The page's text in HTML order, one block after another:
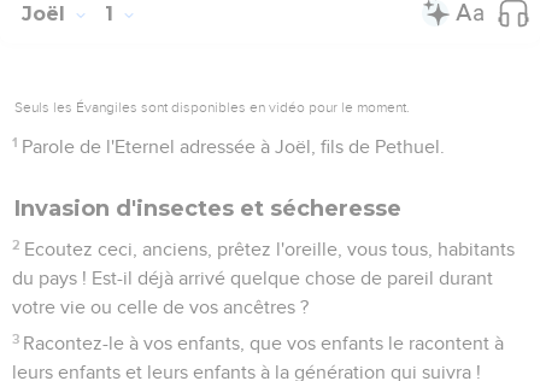
Joël 1
Seuls les Évangiles sont disponibles en vidéo pour le moment.
1 Parole de l'Eternel adressée à Joël, fils de Pethuel.
Invasion d'insectes et sécheresse
2 Ecoutez ceci, anciens, prêtez l'oreille, vous tous, habitants
du pays ! Est-il déjà arrivé quelque chose de pareil durant
votre vie ou celle de vos ancêtres ?
3 Racontez-le à vos enfants, que vos enfants le racontent à
leurs enfants et leurs enfants à la génération qui suivra !